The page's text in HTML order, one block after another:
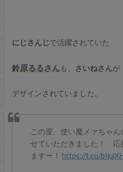
にじさんじで活躍されていた
鈴原るるさんも、 さいねさんが
デザインされていました。
この度、使い魔メァちゃ
せていただきました！ 応
ますー！https://t.co/